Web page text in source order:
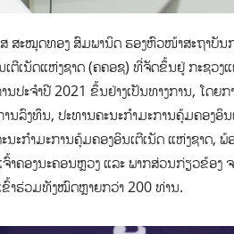
ະໝຸດທອງ ສົມພານິດ ຮອງຫົວໜ້າສະຖາບັນ
ຕີເນັດແຫ່ງຊາດ (ຄຄອຊ) ທີ່ຈັດຂຶ້ນຢູ່ ກະຊວງ
ນປະຈໍາປີ 2021 ຂຶ້ນຢ່າງເປັນທາງການ, ໂດ
ລົງທຶນ, ປະທານຄະນະກຳມະການຄຸ້ມຄອງອິ
ກໍາມະການຄຸ້ມຄອງອິນເຕີເນັດ ແຫ່ງຊາດ,
າຄອງນະຄອນຫຼວງ ແລະ ພາກສ່ວນກ່ຽວຂ້ອງ
ຂົ້າຮ່ວມທັງໝົດຫຼາຍກວ່າ 200 ທ່ານ.